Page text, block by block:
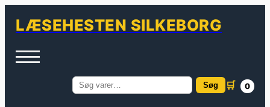
LÆSEHESTEN SILKEBORG
Søg
Søg 🛒 0